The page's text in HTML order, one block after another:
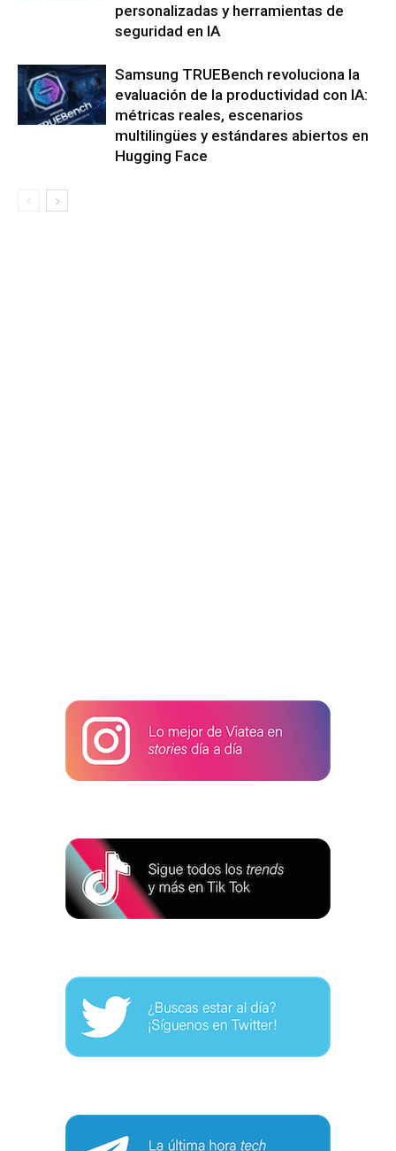
personalizadas y herramientas de
seguridad en IA
Samsung TRUEBench revoluciona la
evaluación de la productividad con IA:
métricas reales, escenarios
multilingües y estándares abiertos en
Hugging Face